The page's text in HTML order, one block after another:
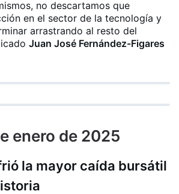
no descartamos que
en el sector de la tecnología y
arrastrando al resto del
Juan José Fernández-Figares
enero de 2025
la mayor caída bursátil